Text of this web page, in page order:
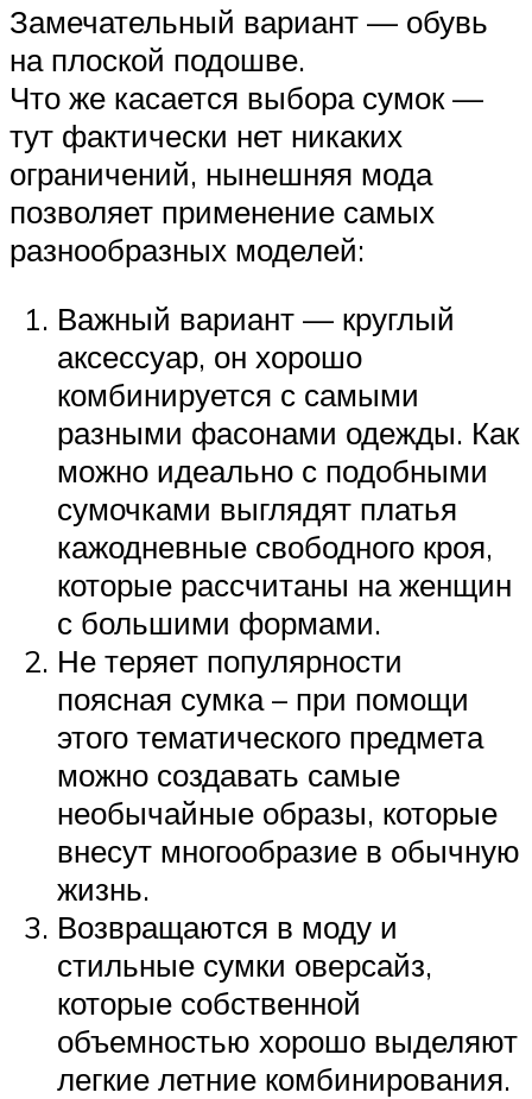
Замечательный вариант — обувь
на плоской подошве.
Что же касается выбора сумок —
тут фактически нет никаких
ограничений, нынешняя мода
позволяет применение самых
разнообразных моделей:
Важный вариант — круглый
аксессуар, он хорошо
комбинируется с самыми
разными фасонами одежды. Как
можно идеально с подобными
сумочками выглядят платья
кажодневные свободного кроя,
которые рассчитаны на женщин
с большими формами.
Не теряет популярности
поясная сумка – при помощи
этого тематического предмета
можно создавать самые
необычайные образы, которые
внесут многообразие в обычную
жизнь.
Возвращаются в моду и
стильные сумки оверсайз,
которые собственной
объемностью хорошо выделяют
легкие летние комбинирования.